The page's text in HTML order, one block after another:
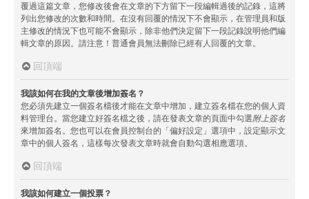
覆過這篇文章，您修改後會在文章的下方留下一段編輯過後的記錄，這將
列出您修改的次數和時間。在沒有回覆的情況下不會顯示，在管理員和版
主修改的情況下也可能不會顯示，除非他們決定留下一段記錄說明他們編
輯文章的原因。請注意！普通會員無法刪除已經有人回覆的文章。
回頂端
我該如何在我的文章後增加簽名？
您必須先建立一個簽名檔後才能在文章中增加，建立簽名檔在您的個人資
料管理台。當您建立好簽名檔之後，請在發表文章的頁面中勾選附上簽名
來增加簽名。您也可以在會員控制台的「偏好設定」選項中，設定顯示文
章中的個人簽名，這樣每次發表文章時就會自動勾選相應選項。
回頂端
我該如何建立一個投票？